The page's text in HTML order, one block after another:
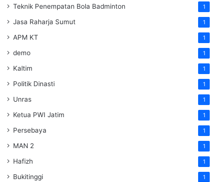
Teknik Penempatan Bola Badminton 1
Jasa Raharja Sumut 1
APM KT 1
demo 1
Kaltim 1
Politik Dinasti 1
Unras 1
Ketua PWI Jatim 1
Persebaya 1
MAN 2 1
Hafizh 1
Bukitinggi 1